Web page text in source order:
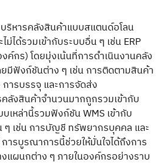
บริหารคลังสินค้าแบบสแตนด์อโลน
ม่ได้รวมเข้ากับระบบอื่น ๆ เช่น ERP
กร) โดยมุ่งเน้นที่การดำเนินงานคลัง
มีฟังก์ชันต่าง ๆ เช่น การติดตามสินค้า
ารบรรจุ และการจัดส่ง
ลังสินค้าจำนวนมากถูกรวมเข้ากับ
เหล่านี้รวมฟังก์ชัน WMS เข้ากับ
ๆ เช่น การบัญชี ทรัพยากรบุคคล และ
รบูรณาการนี้ช่วยให้มั่นใจได้ถึงการ
แผนกต่าง ๆ ภายในองค์กรอย่างราบ